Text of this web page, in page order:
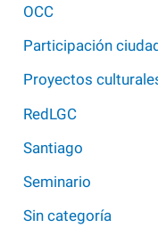
OCC
Participación
Proyectos
RedLGC
Santiago
Seminario
Sin categoría